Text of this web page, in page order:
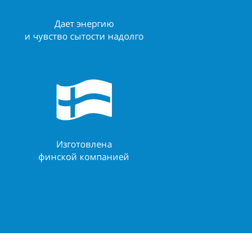
Дает энергию
и чувство сытости надолго
Изготовлена
финской компанией